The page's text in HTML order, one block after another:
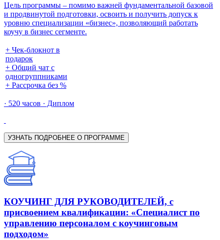
Цель программы – помимо важней фундаментальной базовой
и продвинутой подготовки, освоить и получить допуск к
уровню специализации «бизнес», позволяющий работать
коучу в бизнес сегменте.
+ Чек-блокнот в
подарок
+ Общий чат с
одногруппниками
+ Рассрочка без %
· 520 часов · Диплом
УЗНАТЬ ПОДРОБНЕЕ О ПРОГРАММЕ
КОУЧИНГ ДЛЯ РУКОВОДИТЕЛЕЙ, с
присвоением квалификации: «Специалист по
управлению персоналом с коучинговым
подходом»